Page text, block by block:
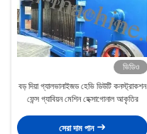
ভিডিও
বড় দিয়া গ্যালভানাইজড হেভি ডিউটি ​​কনস্ট্রাকশন
ফেন্স গ্যাবিয়ন মেশিন হেক্সাগোনাল আকৃতির
সেরা দাম পান